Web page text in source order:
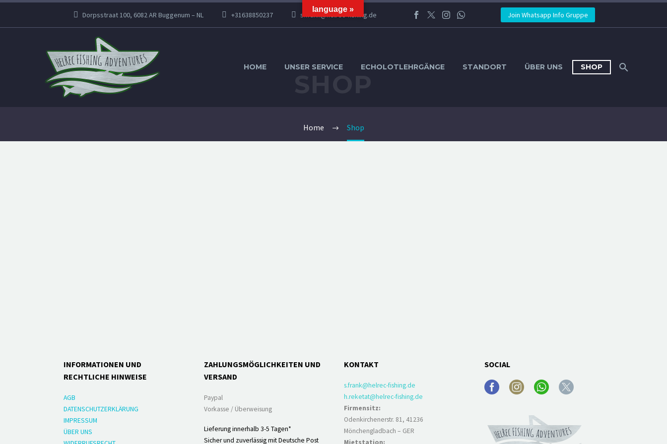
Dorpsstraat 100, 6082 AR Buggenum – NL +31638850237 s.frank@helrec-fishing.de Join Whatsapp Info Gruppe
HOME UNSER SERVICE ECHOLOTLEHRGÄNGE STANDORT ÜBER UNS SHOP
Home Shop
INFORMATIONEN UND
RECHTLICHE HINWEISE
AGB
DATENSCHUTZERKLÄRUNG
IMPRESSUM
ÜBER UNS
ZAHLUNGSMÖGLICHKEITEN UND
VERSAND
Paypal
Vorkasse / Überweisung
Lieferung innerhalb 3-5 Tagen*
Sicher und zuverlässig mit Deutsche Post
KONTAKT
s.frank@helrec-fishing.de
h.reketat@helrec-fishing.de
Firmensitz:
Odenkirchenerstr. 81, 41236
Mönchengladbach – GER
Mietstation:
SOCIAL
language »